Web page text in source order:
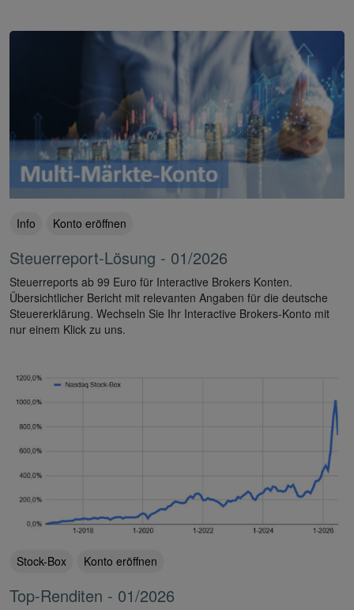
Info Konto eröffnen
Steuerreport-Lösung - 01/2026
Steuerreports ab 99 Euro für Interactive Brokers Konten.
Übersichtlicher Bericht mit relevanten Angaben für die deutsche
Steuererklärung. Wechseln Sie Ihr Interactive Brokers-Konto mit
nur einem Klick zu uns.
Stock-Box Konto eröffnen
Top-Renditen - 01/2026